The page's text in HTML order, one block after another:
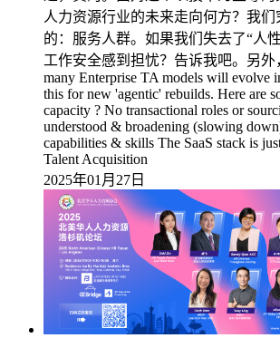
人力资源行业的未来走向何方？我
的：服务人群。如果我们失去了“人
工作安全感到担忧？告诉我吧。另外
many Enterprise TA models will evolve
this for new 'agentic' rebuilds. Here are
capacity ? No transactional roles or
understood & broadening (slowing
capabilities & skills The SaaS stack is
Talent Acquisition
2025年01月27日